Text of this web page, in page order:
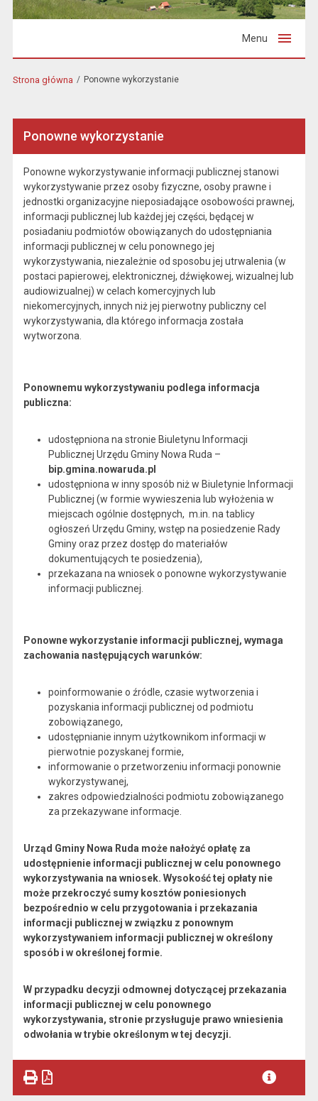
Menu
Strona główna Ponowne wykorzystanie
Ponowne wykorzystanie
Ponowne wykorzystywanie informacji publicznej stanowi
wykorzystywanie przez osoby fizyczne, osoby prawne i
jednostki organizacyjne nieposiadające osobowości prawnej,
informacji publicznej lub każdej jej części, będącej w
posiadaniu podmiotów obowiązanych do udostępniania
informacji publicznej w celu ponownego jej
wykorzystywania, niezależnie od sposobu jej utrwalenia (w
postaci papierowej, elektronicznej, dźwiękowej, wizualnej lub
audiowizualnej) w celach komercyjnych lub
niekomercyjnych, innych niż jej pierwotny publiczny cel
wykorzystywania, dla którego informacja została
wytworzona.
Ponownemu wykorzystywaniu podlega informacja
publiczna:
udostępniona na stronie Biuletynu Informacji
Publicznej Urzędu Gminy Nowa Ruda –
bip.gmina.nowaruda.pl
udostępniona w inny sposób niż w Biuletynie Informacji
Publicznej (w formie wywieszenia lub wyłożenia w
miejscach ogólnie dostępnych, m.in. na tablicy
ogłoszeń Urzędu Gminy, wstęp na posiedzenie Rady
Gminy oraz przez dostęp do materiałów
dokumentujących te posiedzenia),
przekazana na wniosek o ponowne wykorzystywanie
informacji publicznej.
Ponowne wykorzystanie informacji publicznej, wymaga
zachowania następujących warunków:
poinformowanie o źródle, czasie wytworzenia i
pozyskania informacji publicznej od podmiotu
zobowiązanego,
udostępnianie innym użytkownikom informacji w
pierwotnie pozyskanej formie,
informowanie o przetworzeniu informacji ponownie
wykorzystywanej,
zakres odpowiedzialności podmiotu zobowiązanego
za przekazywane informacje.
Urząd Gminy Nowa Ruda może nałożyć opłatę za
udostępnienie informacji publicznej w celu ponownego
wykorzystywania na wniosek. Wysokość tej opłaty nie
może przekroczyć sumy kosztów poniesionych
bezpośrednio w celu przygotowania i przekazania
informacji publicznej w związku z ponownym
wykorzystywaniem informacji publicznej w określony
sposób i w określonej formie.
W przypadku decyzji odmownej dotyczącej przekazania
informacji publicznej w celu ponownego
wykorzystywania, stronie przysługuje prawo wniesienia
odwołania w trybie określonym w tej decyzji.